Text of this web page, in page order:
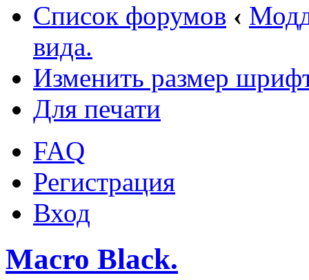
Список форумов ‹
вида.
Изменить размер
Для печати
FAQ
Регистрация
Вход
Macro Black.